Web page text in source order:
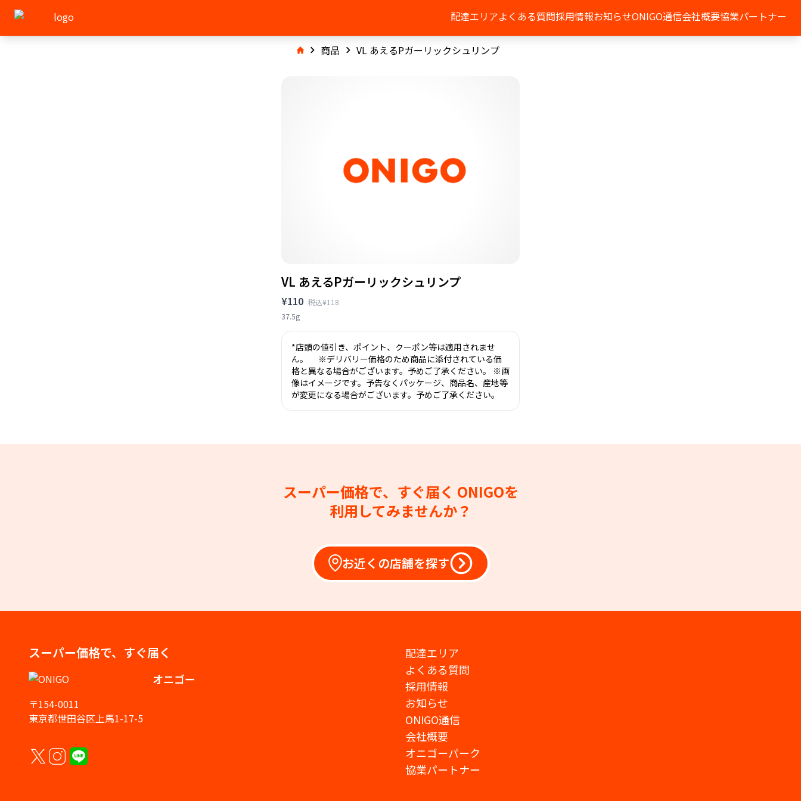
配達エリアよくある質問採用情報お知らせONIGO通信会社概要協業パートナー
商品 VL あえるPガーリックシュリンプ
VL あえるPガーリックシュリンプ
¥110 税込¥118
37.5g
*店頭の値引き、ポイント、クーポン等は適用されませ
ん。 ※デリバリー価格のため商品に添付されている価
格と異なる場合がございます。予めご了承ください。 ※画
像はイメージです。予告なくパッケージ、商品名、産地等
が変更になる場合がございます。予めご了承ください。
スーパー価格で、すぐ届く ONIGOを
利用してみませんか？
お近くの店舗を探す
スーパー価格で、すぐ届く
オニゴー
〒154-0011
東京都世田谷区上馬1-17-5
配達エリア
よくある質問
採用情報
お知らせ
ONIGO通信
会社概要
オニゴーパーク
協業パートナー